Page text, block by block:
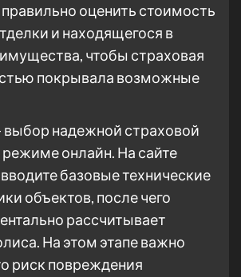
оценить стоимость
и находящегося в
чтобы страховая
покрывала возможные
надежной страховой
онлайн. На сайте
базовые технические
объектов, после чего
рассчитывает
На этом этапе важно
риск повреждения